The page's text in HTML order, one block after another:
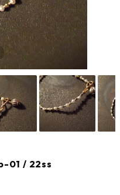
01 / 22ss